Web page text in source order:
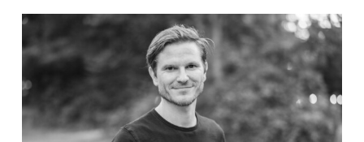
Het
kan,
het
al,
er
is